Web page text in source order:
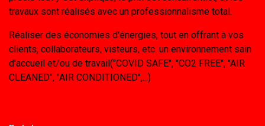
travaux sont réalisés avec un professionnalisme total.
Réaliser des économies d'énergies, tout en offrant à vos
clients, collaborateurs, visteurs, etc. un environnement sain
d'accueil et/ou de travail("COVID SAFE", "CO2 FREE", "AIR
CLEANED", "AIR CONDITIONED",...)